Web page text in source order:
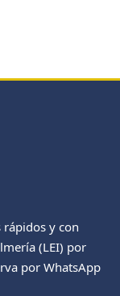
rápidos y con
(LEI) por
por WhatsApp